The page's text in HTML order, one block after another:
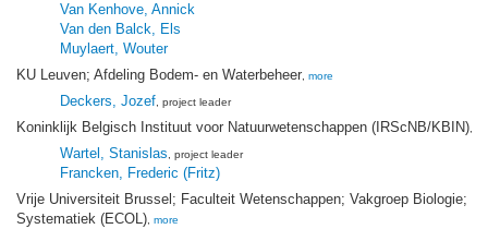
Van Kenhove, Annick
Van den Balck, Els
Muylaert, Wouter
KU Leuven; Afdeling Bodem- en Waterbeheer, more
Deckers, Jozef, project leader
Koninklijk Belgisch Instituut voor Natuurwetenschappen (IRScNB/KBIN),
Wartel, Stanislas, project leader
Francken, Frederic (Fritz)
Vrije Universiteit Brussel; Faculteit Wetenschappen; Vakgroep Biologie;
Systematiek (ECOL), more